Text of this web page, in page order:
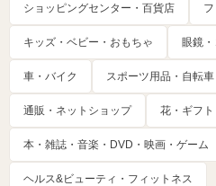
ショッピングセンター・百貨店
キッズ・ベビー・おもちゃ 眼鏡
車・バイク スポーツ用品・自転車
通販・ネットショップ 花・ギフ
本・雑誌・音楽・DVD・映画・ゲーム
ヘルス&ビューティ・フィットネス